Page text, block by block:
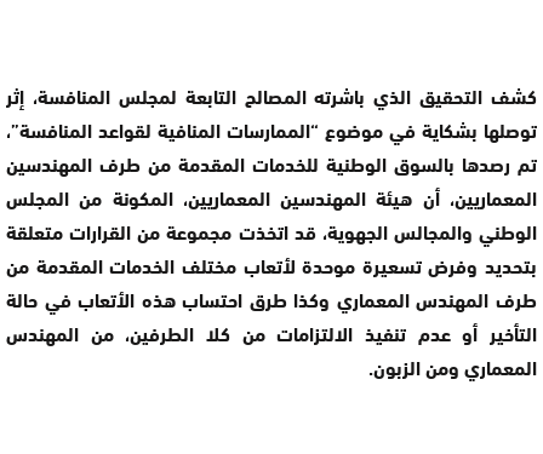
كشف التحقيق الذي باشرته المصالح التابعة لمجلس المنافسة، إثر
توصلها بشكاية في موضوع “الممارسات المنافية لقواعد المنافسة”،
تم رصدها بالسوق الوطنية للخدمات المقدمة من طرف المهندسين
المعماريين، أن هيئة المهندسين المعماريين، المكونة من المجلس
الوطني والمجالس الجهوية، قد اتخذت مجموعة من القرارات متعلقة
بتحديد وفرض تسعيرة موحدة لأتعاب مختلف الخدمات المقدمة من
طرف المهندس المعماري وكذا طرق احتساب هذه الأتعاب في حالة
التأخير أو عدم تنفيذ الالتزامات من كلا الطرفين، من المهندس
المعماري ومن الزبون.